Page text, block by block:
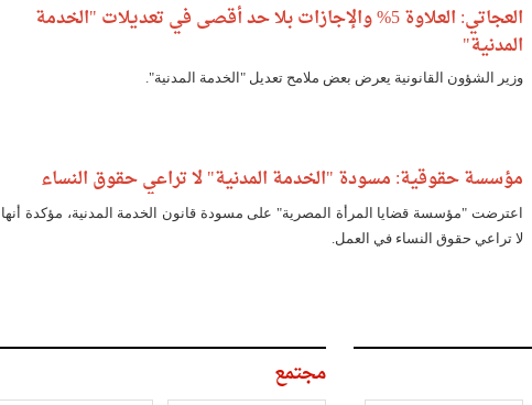
العجاتي: العلاوة 5% والإجازات بلا حد أقصى في تعديلات "الخدمة
المدنية"
وزير الشؤون القانونية يعرض بعض ملامح تعديل "الخدمة المدنية".
مؤسسة حقوقية: مسودة "الخدمة المدنية" لا تراعي حقوق النساء
اعترضت "مؤسسة قضايا المرأة المصرية" على مسودة قانون الخدمة المدنية، مؤكدة أنها
لا تراعي حقوق النساء في العمل.
مجتمع